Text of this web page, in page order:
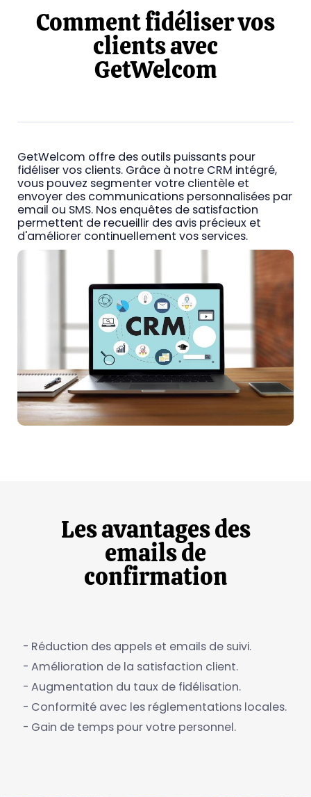
Comment fidéliser vos
clients avec
GetWelcom
GetWelcom offre des outils puissants pour
fidéliser vos clients. Grâce à notre CRM intégré,
vous pouvez segmenter votre clientèle et
envoyer des communications personnalisées par
email ou SMS. Nos enquêtes de satisfaction
permettent de recueillir des avis précieux et
d'améliorer continuellement vos services.
Les avantages des
emails de
confirmation
- Réduction des appels et emails de suivi.
- Amélioration de la satisfaction client.
- Augmentation du taux de fidélisation.
- Conformité avec les réglementations locales.
- Gain de temps pour votre personnel.